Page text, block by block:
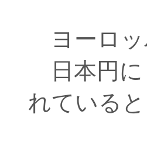
ヨーロッ
日本円に
れていると